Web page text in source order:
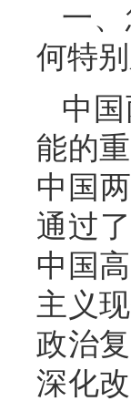
一
何特
中
能的
中国
通过
中国
主义
政治
深化